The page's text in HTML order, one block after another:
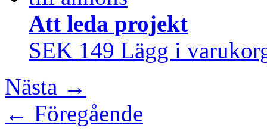
Att leda projekt
SEK 149 Lägg i
Nästa →
← Föregående